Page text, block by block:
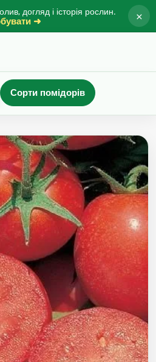
догляд і історія рослин.
➜ ×
Сорти помідорів